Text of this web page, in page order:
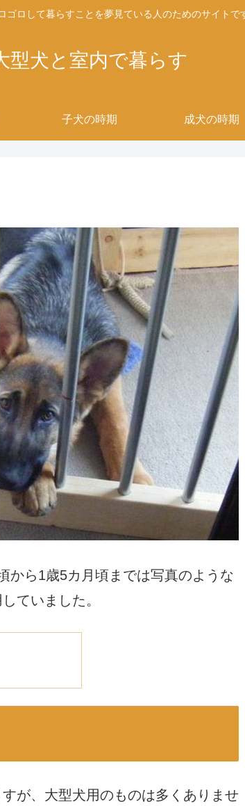
ゴロして暮らすことを夢見ている人のためのサイトで
型犬と室内で暮らす
子犬の時期 成犬の時期
から1歳5カ月頃までは写真のような
ていました。
が、大型犬用のものは多くありませ